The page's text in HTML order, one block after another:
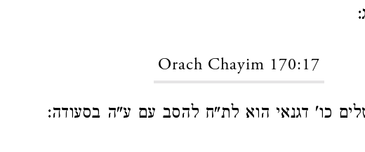
Orach Chayim 170:17
כו' דגנאי הוא לת"ח להסב עם ע"ה בסעודה: